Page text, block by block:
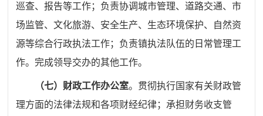
巡查、报告等工作； 负责协调城市管理、道路交通、市
场监管、文化旅游、安全生产、 生态环境保护、自然资
源等综合行政执法工作；负责镇执法队伍的日常管理工
作。完成领导交办的其他工作。
（七）财政工作办公室。 贯彻执行国家有关财政管
理方面的法律法规和各项财经纪律；承担财务收支管